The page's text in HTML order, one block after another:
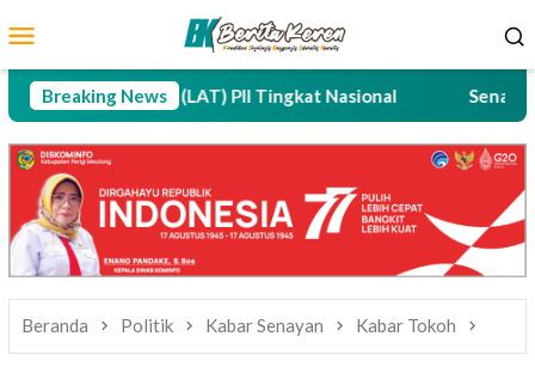
ke
Mobile
Breaking News
Training (LAT) PII Tingkat Nasional Senator
Beranda Politik Kabar Senayan Kabar Tokoh